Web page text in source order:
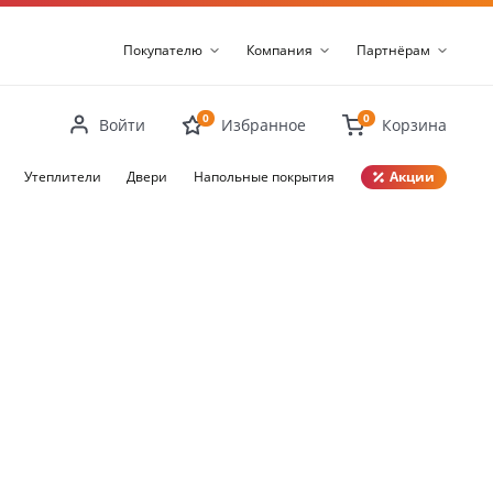
Покупателю Компания Партнёрам
Войти 0 Избранное 0 Корзина
Утеплители Двери Напольные покрытия Акции